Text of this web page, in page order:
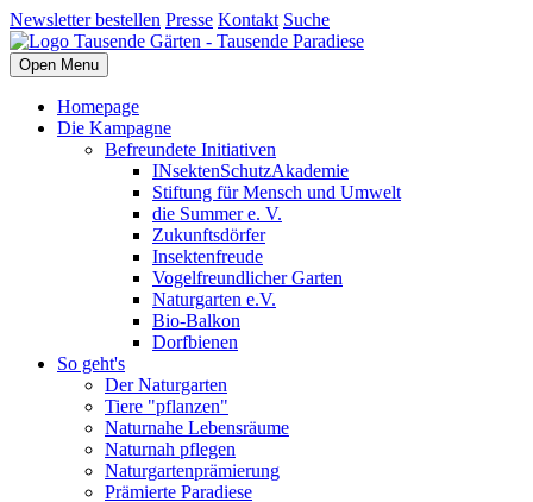
Newsletter bestellen Presse Kontakt Suche
Open Menu
Homepage
Die Kampagne
Befreundete Initiativen
INsektenSchutzAkademie
Stiftung für Mensch und Umwelt
die Summer e. V.
Zukunftsdörfer
Insektenfreude
Vogelfreundlicher Garten
Naturgarten e.V.
Bio-Balkon
Dorfbienen
So geht's
Der Naturgarten
Tiere "pflanzen"
Naturnahe Lebensräume
Naturnah pflegen
Naturgartenprämierung
Prämierte Paradiese